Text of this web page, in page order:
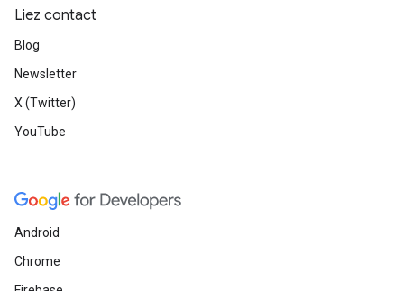
Liez contact
Blog
Newsletter
X (Twitter)
YouTube
Android
Chrome